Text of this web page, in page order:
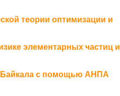
теории оптимизации и
элементарных частиц и
Байкала с помощью АНПА